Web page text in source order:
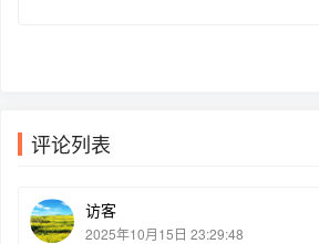
评论列表
访客
2025年10月15日 23:29:48